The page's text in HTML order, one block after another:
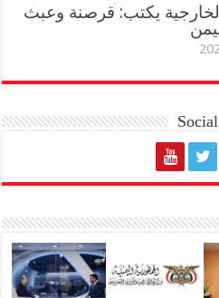
يكتب: قرصنة وعبث